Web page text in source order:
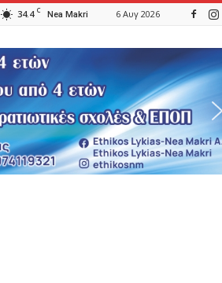
34.4 C Nea Makri 6 Αυγ 2026